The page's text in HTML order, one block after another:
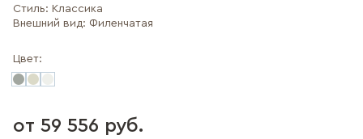
Стиль: Классика
Внешний вид: Филенчатая
Цвет:
от 59 556 руб.